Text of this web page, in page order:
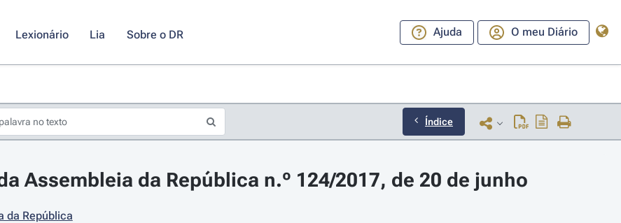
Lexionário Lia Sobre o DR Ajuda O meu Diário
Índice
Assembleia da República n.º 124/2017, de 20 de junho
da República